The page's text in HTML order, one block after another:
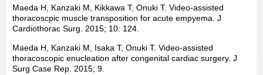
Maeda H, Kanzaki M, Kikkawa T, Onuki T. Video-assisted
thoracoscpic muscle transposition for acute empyema. J
Cardiothorac Surg. 2015; 10: 124.
Maeda H, Kanzaki M, Isaka T, Onuki T. Video-assisted
thoracoscopic enucleation after congenital cardiac surgery. J
Surg Case Rep. 2015; 9.